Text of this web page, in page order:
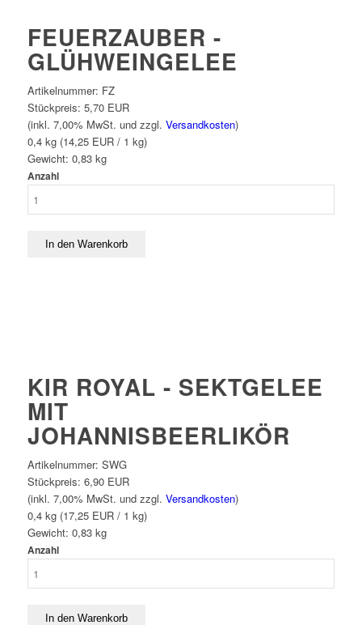
FEUERZAUBER -
GLÜHWEINGELEE
Artikelnummer: FZ
Stückpreis: 5,70 EUR
(inkl. 7,00% MwSt. und zzgl. Versandkosten)
0,4 kg (14,25 EUR / 1 kg)
Gewicht: 0,83kg
Anzahl
KIR ROYAL - SEKTGELEE
MIT
JOHANNISBEERLIKÖR
Artikelnummer: SWG
Stückpreis: 6,90 EUR
(inkl. 7,00% MwSt. und zzgl. Versandkosten)
0,4 kg (17,25 EUR / 1 kg)
Gewicht: 0,83kg
Anzahl